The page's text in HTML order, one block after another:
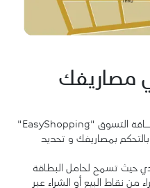
مصاريفك
يقدم البنك السعودي للاستثمار بطـــاقة التسوق "EasyShopping"
بمصاريفك و تحديد
حيث تسمح لحامل البطاقة
من نقاط البيع أو الشراء عبر